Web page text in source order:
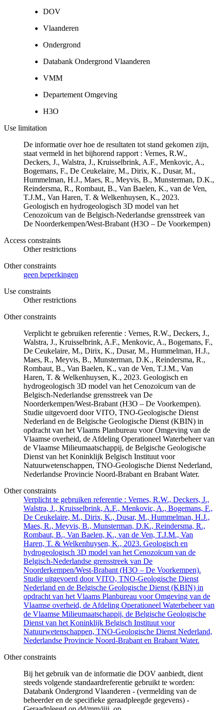
DOV
Vlaanderen
Ondergrond
Databank Ondergrond Vlaanderen
VMM
Departement Omgeving
H3O
Use limitation
De informatie over hoe de resultaten tot stand gekomen zijn,
staat vermeld in het bijhorend rapport : Vernes, R.W.,
Deckers, J., Walstra, J., Kruisselbrink, A.F., Menkovic, A.,
Bogemans, F., De Ceukelaire, M., Dirix, K., Dusar, M.,
Hummelman, H.J., Maes, R., Meyvis, B., Munsterman, D.K.,
Reindersma, R., Rombaut, B., Van Baelen, K., van de Ven,
T.J.M., Van Haren, T. & Welkenhuysen, K., 2023.
Geologisch en hydrogeologisch 3D model van het
Cenozoïcum van de Belgisch-Nederlandse grensstreek van
De Noorderkempen/West-Brabant (H3O – De Voorkempen)
Access constraints
Other restrictions
Other constraints
geen beperkingen
Use constraints
Other restrictions
Other constraints
Verplicht te gebruiken referentie : Vernes, R.W., Deckers, J.,
Walstra, J., Kruisselbrink, A.F., Menkovic, A., Bogemans, F.,
De Ceukelaire, M., Dirix, K., Dusar, M., Hummelman, H.J.,
Maes, R., Meyvis, B., Munsterman, D.K., Reindersma, R.,
Rombaut, B., Van Baelen, K., van de Ven, T.J.M., Van
Haren, T. & Welkenhuysen, K., 2023. Geologisch en
hydrogeologisch 3D model van het Cenozoïcum van de
Belgisch-Nederlandse grensstreek van De
Noorderkempen/West-Brabant (H3O – De Voorkempen).
Studie uitgevoerd door VITO, TNO-Geologische Dienst
Nederland en de Belgische Geologische Dienst (KBIN) in
opdracht van het Vlaams Planbureau voor Omgeving van de
Vlaamse overheid, de Afdeling Operationeel Waterbeheer van
de Vlaamse Milieumaatschappij, de Belgische Geologische
Dienst van het Koninklijk Belgisch Instituut voor
Natuurwetenschappen, TNO-Geologische Dienst Nederland,
Nederlandse Provincie Noord-Brabant en Brabant Water.
Other constraints
Verplicht te gebruiken referentie : Vernes, R.W., Deckers, J.,
Walstra, J., Kruisselbrink, A.F., Menkovic, A., Bogemans, F.,
De Ceukelaire, M., Dirix, K., Dusar, M., Hummelman, H.J.,
Maes, R., Meyvis, B., Munsterman, D.K., Reindersma, R.,
Rombaut, B., Van Baelen, K., van de Ven, T.J.M., Van
Haren, T. & Welkenhuysen, K., 2023. Geologisch en
hydrogeologisch 3D model van het Cenozoïcum van de
Belgisch-Nederlandse grensstreek van De
Noorderkempen/West-Brabant (H3O – De Voorkempen).
Studie uitgevoerd door VITO, TNO-Geologische Dienst
Nederland en de Belgische Geologische Dienst (KBIN) in
opdracht van het Vlaams Planbureau voor Omgeving van de
Vlaamse overheid, de Afdeling Operationeel Waterbeheer van
de Vlaamse Milieumaatschappij, de Belgische Geologische
Dienst van het Koninklijk Belgisch Instituut voor
Natuurwetenschappen, TNO-Geologische Dienst Nederland,
Nederlandse Provincie Noord-Brabant en Brabant Water.
Other constraints
Bij het gebruik van de informatie die DOV aanbiedt, dient
steeds volgende standaardreferentie gebruikt te worden:
Databank Ondergrond Vlaanderen - (vermelding van de
beheerder en de specifieke geraadpleegde gegevens) -